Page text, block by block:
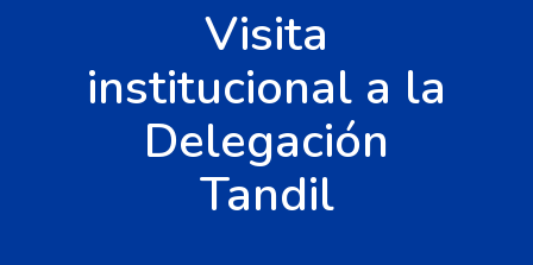
Visita
institucional a la
Delegación
Tandil